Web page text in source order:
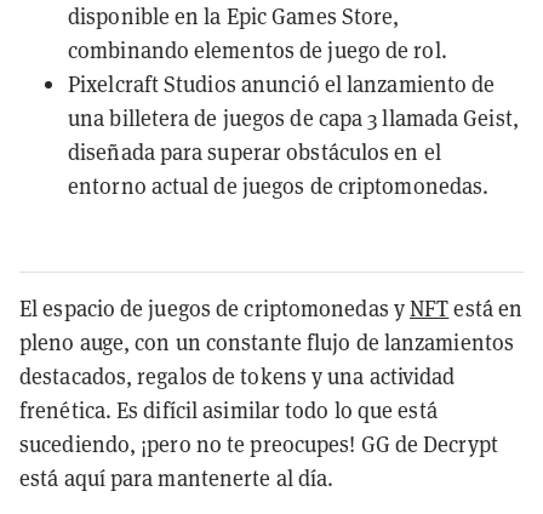
disponible en la Epic Games Store,
combinando elementos de juego de rol.
Pixelcraft Studios anunció el lanzamiento de
una billetera de juegos de capa 3 llamada Geist,
diseñada para superar obstáculos en el
entorno actual de juegos de criptomonedas.
El espacio de juegos de criptomonedas yNFTestá en
pleno auge, con un constante flujo de lanzamientos
destacados, regalos de tokens y una actividad
frenética. Es difícil asimilar todo lo que está
sucediendo, ¡pero no te preocupes! GG de Decrypt
está aquí para mantenerte al día.